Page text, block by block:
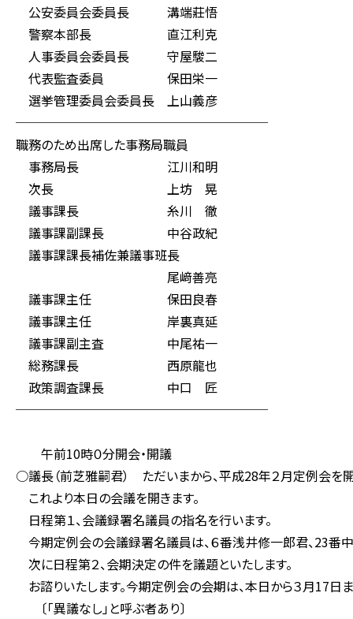
公安委員会委員長 溝端莊悟
警察本部長 直江利克
人事委員会委員長 守屋駿二
代表監査委員 保田栄一
選挙管理委員会委員長 上山義彦
────────────────────
職務のため出席した事務局職員
事務局長 江川和明
次長 上坊 晃
議事課長 糸川 徹
議事課副課長 中谷政紀
議事課課長補佐兼議事班長
尾﨑善亮
議事課主任 保田良春
議事課主任 岸裏真延
議事課副主査 中尾祐一
総務課長 西原龍也
政策調査課長 中口 匠
────────────────────
午前10時０分開会・開議
○議長（前芝雅嗣君） ただいまから、平成28年２月定例会を
これより本日の会議を開きます。
日程第１、会議録署名議員の指名を行います。
今期定例会の会議録署名議員は、６番浅井修一郎君、23番
次に日程第２、会期決定の件を議題といたします。
お諮りいたします。今期定例会の会期は、本日から３月17日
〔「異議なし」と呼ぶ者あり〕